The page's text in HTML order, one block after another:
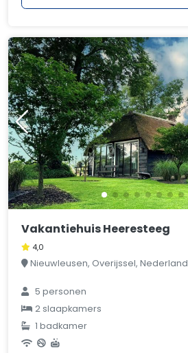
Vakantiehuis Heeresteeg
4,0
Nieuwleusen, Overijssel, Nederland
5 personen
2 slaapkamers
1 badkamer